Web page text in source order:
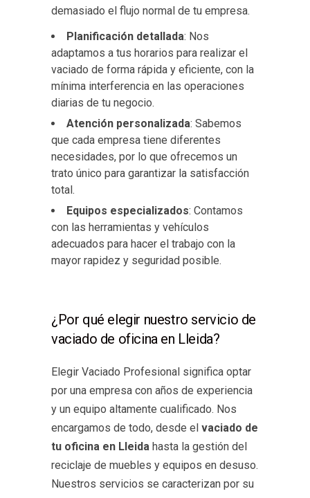
demasiado el flujo normal de tu empresa.
Planificación detallada: Nos
adaptamos a tus horarios para realizar el
vaciado de forma rápida y eficiente, con la
mínima interferencia en las operaciones
diarias de tu negocio.
Atención personalizada: Sabemos
que cada empresa tiene diferentes
necesidades, por lo que ofrecemos un
trato único para garantizar la satisfacción
total.
Equipos especializados: Contamos
con las herramientas y vehículos
adecuados para hacer el trabajo con la
mayor rapidez y seguridad posible.
¿Por qué elegir nuestro servicio de
vaciado de oficina en Lleida?
Elegir Vaciado Profesional significa optar
por una empresa con años de experiencia
y un equipo altamente cualificado. Nos
encargamos de todo, desde el vaciado de
tu oficina en Lleida hasta la gestión del
reciclaje de muebles y equipos en desuso.
Nuestros servicios se caracterizan por su